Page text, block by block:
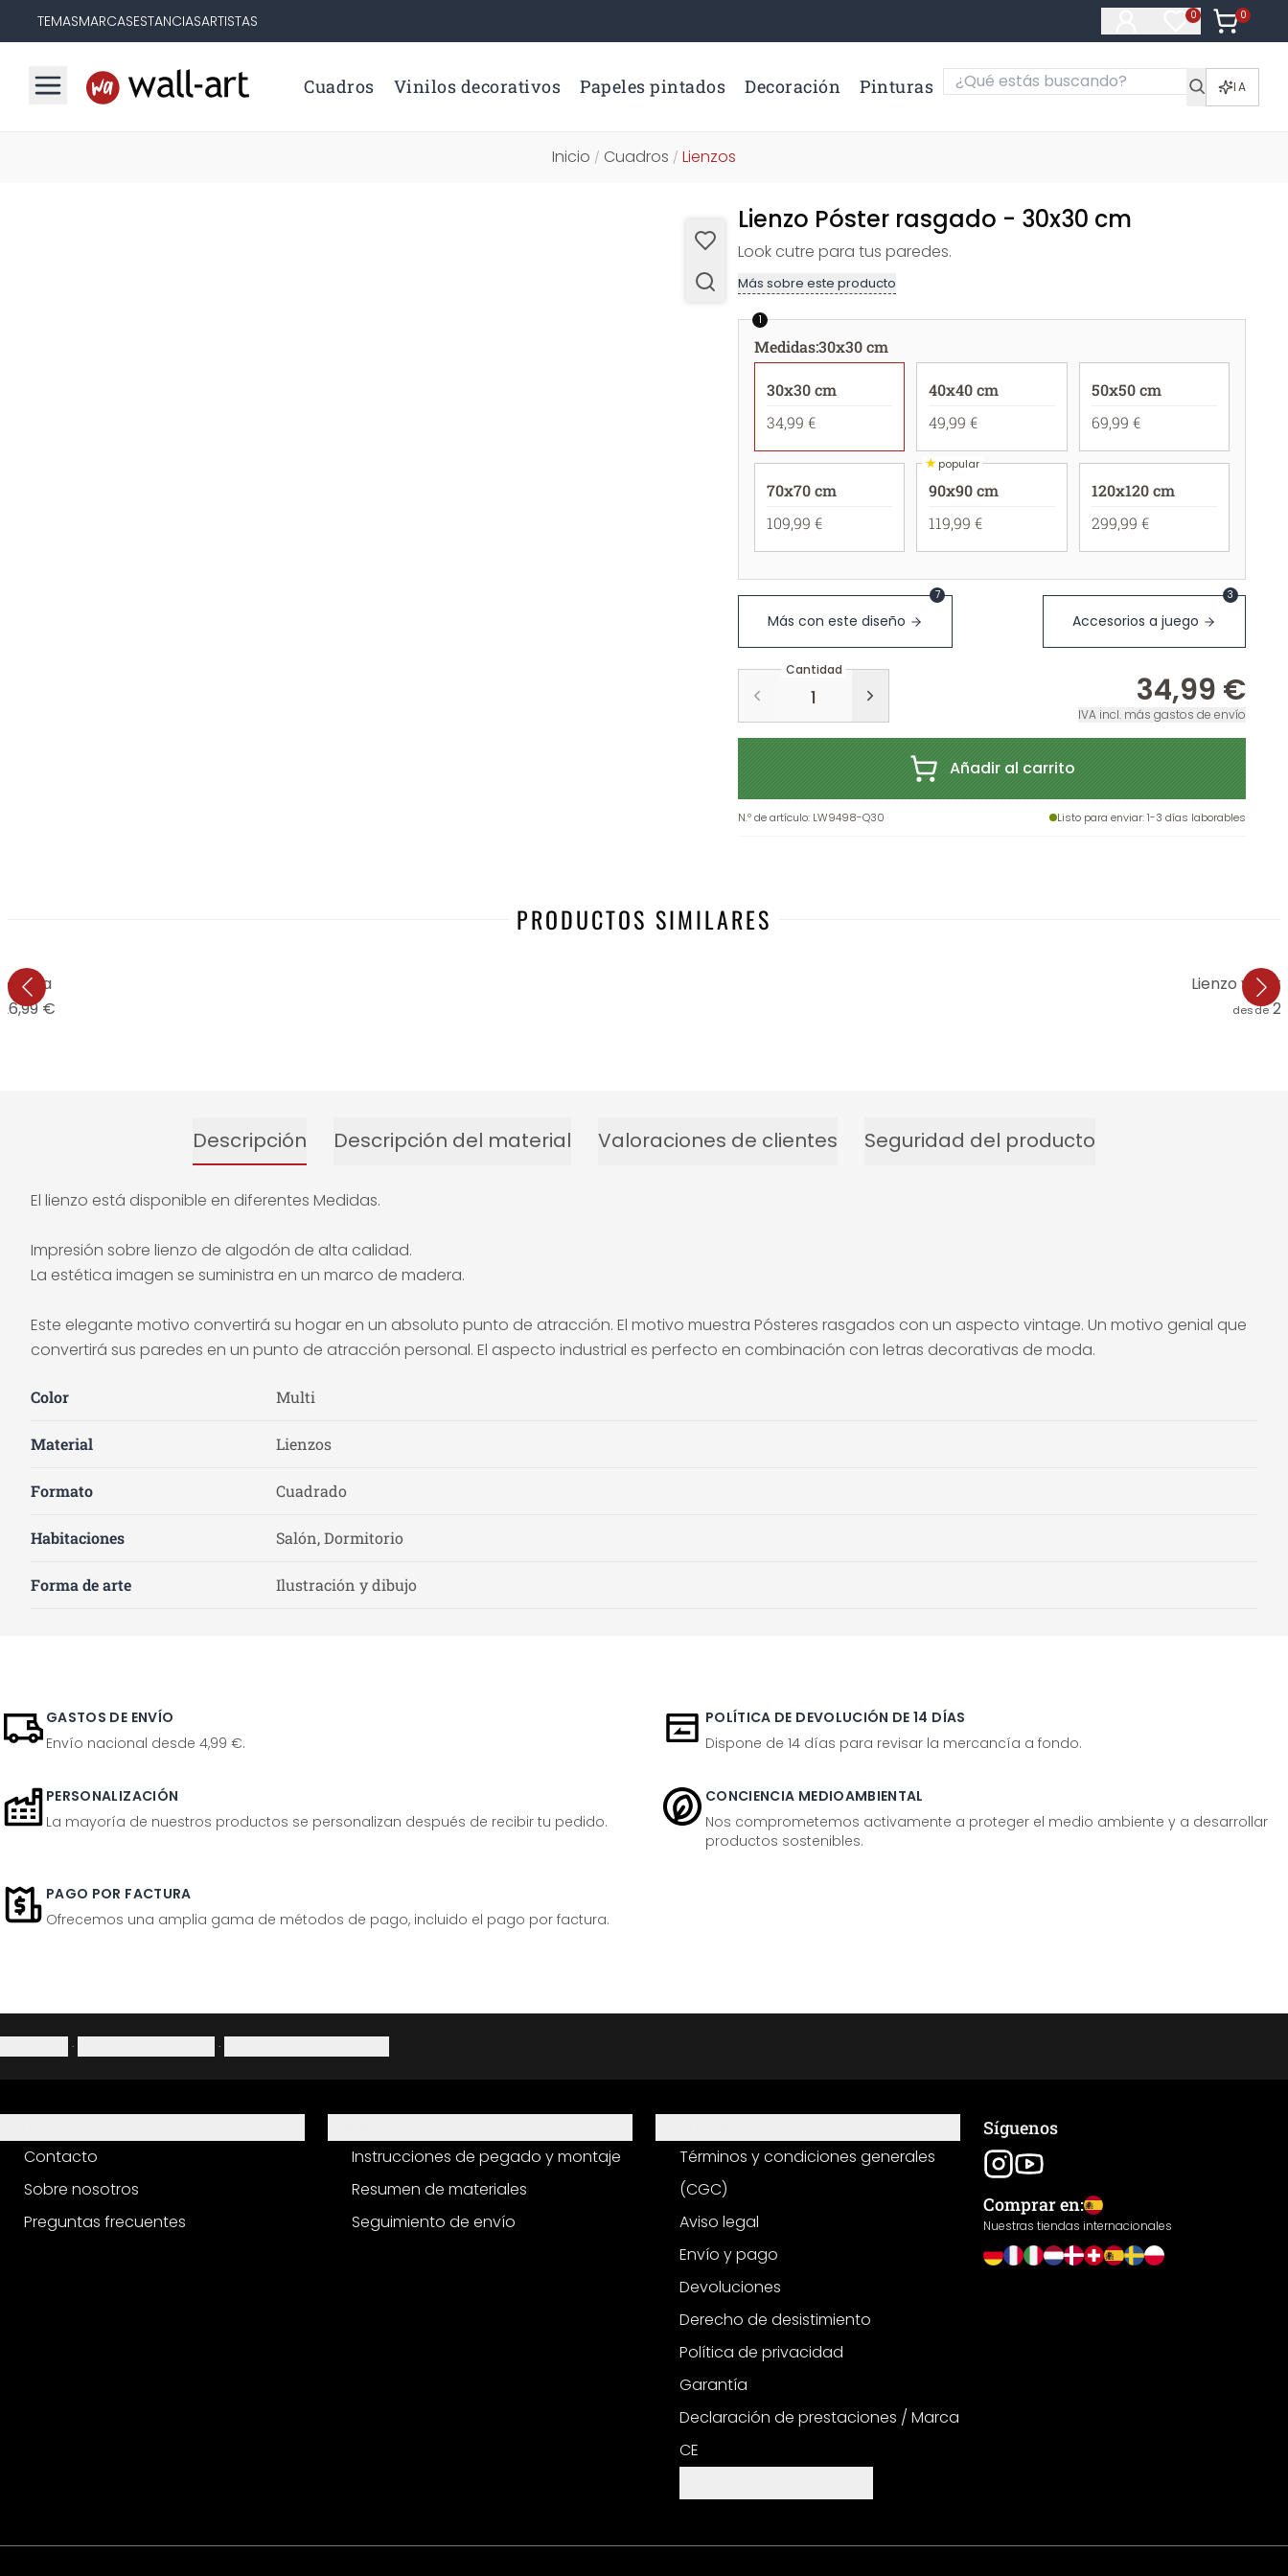
TEMASMARCASESTANCIASARTISTAS 0
Artículos en
0
Artículos
Cuadros Vinilos decorativos Papeles pintados Decoración Pinturas IA
Inicio / Cuadros / Lienzos
Lienzo Póster rasgado - 30x30 cm
Look cutre para tus paredes.
Más sobre este producto
1
Medidas:30x30 cm
30x30 cm
34,99 €
40x40 cm
49,99 €
50x50 cm
69,99 €
70x70 cm
109,99 €
★popular
90x90 cm
119,99 €
120x120 cm
299,99 €
Más con este diseño
7
Accesorios a juego
3
Cantidad
34,99 €
IVA incl. más gastos de envío
Añadir al carrito
N.º de artículo: LW9498-Q30 Listo para enviar: 1-3 días laborables
PRODUCTOS SIMILARES
onda
26,99 €
Lienzo vino
desde
Descripción Descripción del material Valoraciones de clientes Seguridad del producto
El lienzo está disponible en diferentes Medidas.
Impresión sobre lienzo de algodón de alta calidad.
La estética imagen se suministra en un marco de madera.
Este elegante motivo convertirá su hogar en un absoluto punto de atracción. El motivo muestra Pósteres rasgados con un aspecto vintage. Un motivo genial que
convertirá sus paredes en un punto de atracción personal. El aspecto industrial es perfecto en combinación con letras decorativas de moda.
Color Multi
Material Lienzos
Formato Cuadrado
Habitaciones Salón, Dormitorio
Forma de arte Ilustración y dibujo
GASTOS DE ENVÍO
Envío nacional desde 4,99 €.
POLÍTICA DE DEVOLUCIÓN DE 14 DÍAS
Dispone de 14 días para revisar la mercancía a fondo.
PERSONALIZACIÓN
La mayoría de nuestros productos se personalizan después de recibir tu pedido.
CONCIENCIA MEDIOAMBIENTAL
Nos comprometemos activamente a proteger el medio ambiente y a desarrollar
productos sostenibles.
PAGO POR FACTURA
Ofrecemos una amplia gama de métodos de pago, incluido el pago por factura.
· ·
Contacto
Sobre nosotros
Preguntas frecuentes
Instrucciones de pegado y montaje
Resumen de materiales
Seguimiento de envío
Términos y condiciones generales
(CGC)
Aviso legal
Envío y pago
Devoluciones
Derecho de desistimiento
Política de privacidad
Garantía
Declaración de prestaciones / Marca
CE
Síguenos
Comprar en:
Nuestras tiendas internacionales